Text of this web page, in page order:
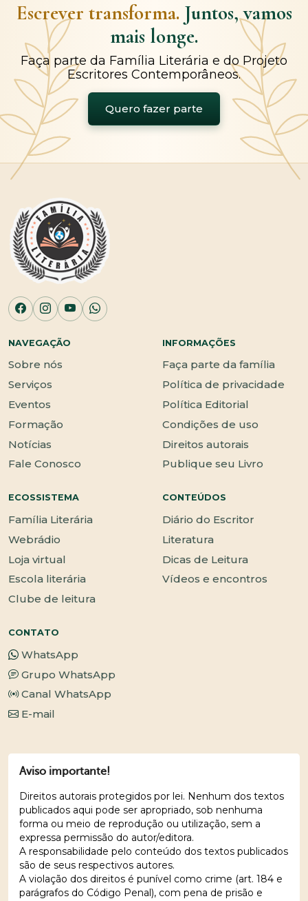
Escrever transforma. Juntos, vamos
mais longe.
Faça parte da Família Literária e do Projeto
Escritores Contemporâneos.
Quero fazer parte
NAVEGAÇÃO
Sobre nós
Serviços
Eventos
Formação
Notícias
Fale Conosco
INFORMAÇÕES
Faça parte da família
Política de privacidade
Política Editorial
Condições de uso
Direitos autorais
Publique seu Livro
ECOSSISTEMA
Família Literária
Webrádio
Loja virtual
Escola literária
Clube de leitura
CONTEÚDOS
Diário do Escritor
Literatura
Dicas de Leitura
Vídeos e encontros
CONTATO
WhatsApp
Grupo WhatsApp
Canal WhatsApp
E-mail
Aviso importante!
Direitos autorais protegidos por lei. Nenhum dos textos
publicados aqui pode ser apropriado, sob nenhuma
forma ou meio de reprodução ou utilização, sem a
expressa permissão do autor/editora.
A responsabilidade pelo conteúdo dos textos publicados
são de seus respectivos autores.
A violação dos direitos é punível como crime (art. 184 e
parágrafos do Código Penal), com pena de prisão e